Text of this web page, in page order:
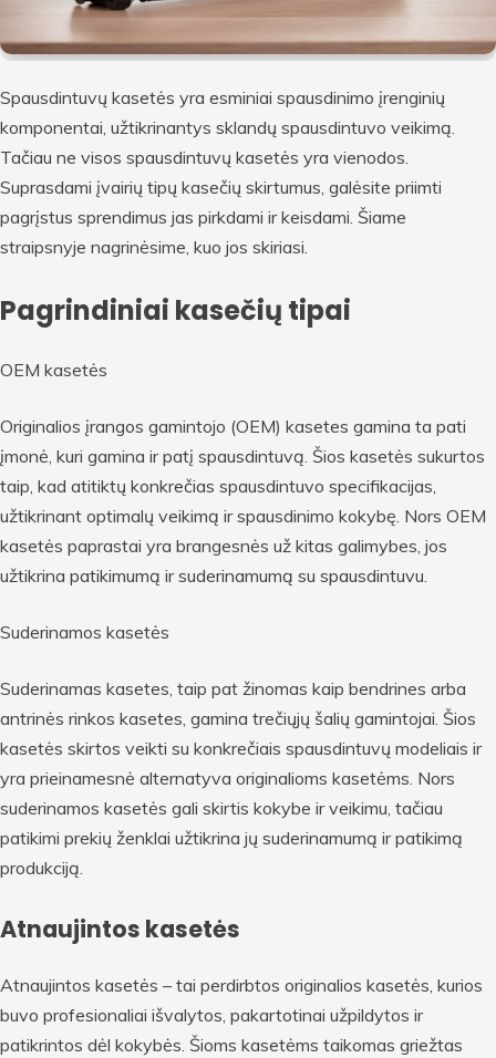
Spausdintuvų kasetės yra esminiai spausdinimo įrenginių
komponentai, užtikrinantys sklandų spausdintuvo veikimą.
Tačiau ne visos spausdintuvų kasetės yra vienodos.
Suprasdami įvairių tipų kasečių skirtumus, galėsite priimti
pagrįstus sprendimus jas pirkdami ir keisdami. Šiame
straipsnyje nagrinėsime, kuo jos skiriasi.
Pagrindiniai kasečių tipai
OEM kasetės
Originalios įrangos gamintojo (OEM) kasetes gamina ta pati
įmonė, kuri gamina ir patį spausdintuvą. Šios kasetės sukurtos
taip, kad atitiktų konkrečias spausdintuvo specifikacijas,
užtikrinant optimalų veikimą ir spausdinimo kokybę. Nors OEM
kasetės paprastai yra brangesnės už kitas galimybes, jos
užtikrina patikimumą ir suderinamumą su spausdintuvu.
Suderinamos kasetės
Suderinamas kasetes, taip pat žinomas kaip bendrines arba
antrinės rinkos kasetes, gamina trečiųjų šalių gamintojai. Šios
kasetės skirtos veikti su konkrečiais spausdintuvų modeliais ir
yra prieinamesnė alternatyva originalioms kasetėms. Nors
suderinamos kasetės gali skirtis kokybe ir veikimu, tačiau
patikimi prekių ženklai užtikrina jų suderinamumą ir patikimą
produkciją.
Atnaujintos kasetės
Atnaujintos kasetės – tai perdirbtos originalios kasetės, kurios
buvo profesionaliai išvalytos, pakartotinai užpildytos ir
patikrintos dėl kokybės. Šioms kasetėms taikomas griežtas